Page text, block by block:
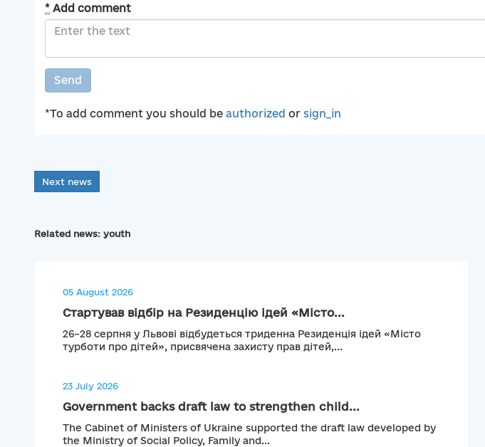
* Add comment
Send
*To add comment you should be authorized or sign_in
Next news
Related news: youth
05 August 2026
Стартував відбір на Резиденцію ідей «Місто...
26–28 серпня у Львові відбудеться триденна Резиденція ідей «Місто
турботи про дітей», присвячена захисту прав дітей,...
23 July 2026
Government backs draft law to strengthen child...
The Cabinet of Ministers of Ukraine supported the draft law developed by
the Ministry of Social Policy, Family and...